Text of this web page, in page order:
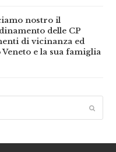
nostro il
delle CP
di vicinanza ed
Veneto e la sua famiglia